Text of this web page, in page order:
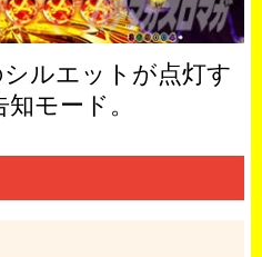
ルエットが点灯す
モード。